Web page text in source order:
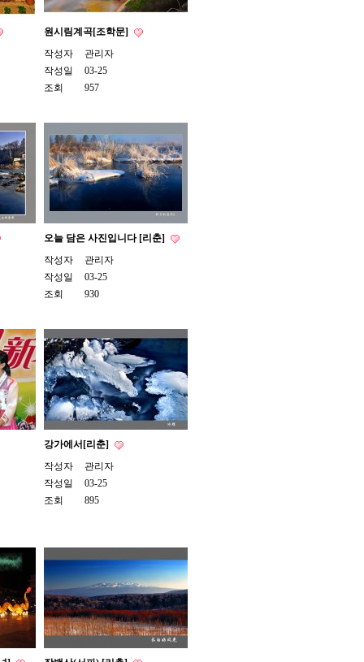
원시림계곡[조학문]
작성자
관리자
작성일
03-25
조회
957
오늘 담은 사진입니다 [리춘]
작성자
관리자
작성일
03-25
조회
930
강가에서[리춘]
작성자
관리자
작성일
03-25
조회
895